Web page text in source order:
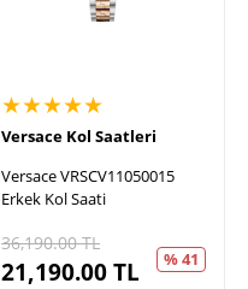
★★★★★
Versace Kol Saatleri
Versace VRSCV11050015
Erkek Kol Saati
36,190.00TL
21,190.00TL % 41